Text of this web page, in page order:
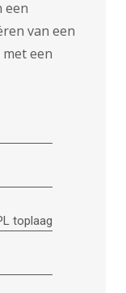
een
van een
een
toplaag